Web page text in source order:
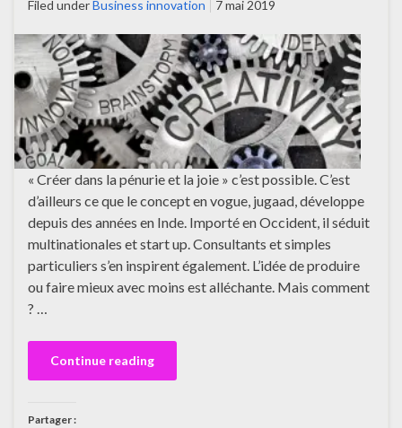
Filed underBusiness innovation 7 mai 2019
« Créer dans la pénurie et la joie » c’est possible. C’est
d’ailleurs ce que le concept en vogue, jugaad, développe
depuis des années en Inde. Importé en Occident, il séduit
multinationales et start up. Consultants et simples
particuliers s’en inspirent également. L’idée de produire
ou faire mieux avec moins est alléchante. Mais comment
? …
Continue reading
Partager :